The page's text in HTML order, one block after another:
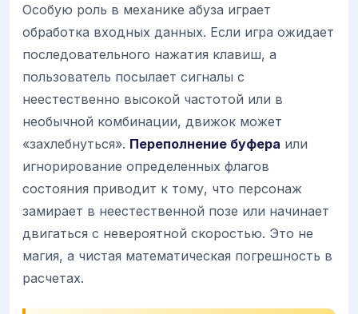
Особую роль в механике абуза играет
обработка входных данных. Если игра ожидает
последовательного нажатия клавиш, а
пользователь посылает сигналы с
неестественно высокой частотой или в
необычной комбинации, движок может
«захлебнуться». Переполнение буфера или
игнорирование определенных флагов
состояния приводит к тому, что персонаж
замирает в неестественной позе или начинает
двигаться с невероятной скоростью. Это не
магия, а чистая математическая погрешность в
расчетах.